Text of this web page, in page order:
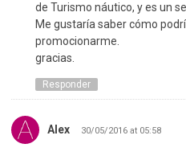
de Turismo náutico, y es un
Me gustaría saber cómo
promocionarme.
gracias.
Responder
Alex 30/05/2016 at 05:58